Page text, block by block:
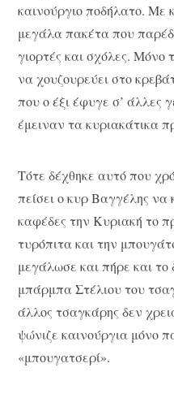
καινούργιο ποδήλατο.
μεγάλα πακέτα που
γιορτές και σχόλες. Μόνο
να χουζουρεύει στο
που ο έξι έφυγε σ’ άλλες
έμειναν τα κυριακάτικα
Τότε δέχθηκε αυτό που
πείσει ο κυρ Βαγγέλης να
καφέδες την Κυριακή το
τυρόπιτα και την
μεγάλωσε και πήρε και
μπάρμπα Στέλιου του
άλλος τσαγκάρης δεν
ψώνιζε καινούργια μόνο
«μπουγατσερί».